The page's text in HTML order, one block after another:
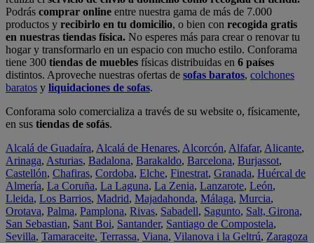
Podrás comprar online entre nuestra gama de más de 7.000
productos y recibirlo en tu domicilio, o bien con recogida gratis
en nuestras tiendas física. No esperes más para crear o renovar tu
hogar y transformarlo en un espacio con mucho estilo. Conforama
tiene 300 tiendas de muebles físicas distribuidas en 6 países
distintos. Aproveche nuestras ofertas de sofas baratos, colchones
baratos y liquidaciones de sofas.
Conforama solo comercializa a través de su website o, físicamente,
en sus tiendas de sofás.
Alcalá de Guadaíra, Alcalá de Henares, Alcorcón, Alfafar, Alicante,
Arinaga, Asturias, Badalona, Barakaldo, Barcelona, Burjassot,
Castellón, Chafiras, Cordoba, Elche, Finestrat, Granada, Huércal de
Almería, La Coruña, La Laguna, La Zenia, Lanzarote, León,
Lleida, Los Barrios, Madrid, Majadahonda, Málaga, Murcia,
Orotava, Palma, Pamplona, Rivas, Sabadell, Sagunto, Salt, Girona,
San Sebastian, Sant Boi, Santander, Santiago de Compostela,
Sevilla, Tamaraceite, Terrassa, Viana, Vilanova i la Geltrú, Zaragoza